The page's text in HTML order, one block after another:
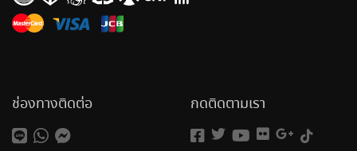
ช่องทางติดต่อ กดติดตามเรา